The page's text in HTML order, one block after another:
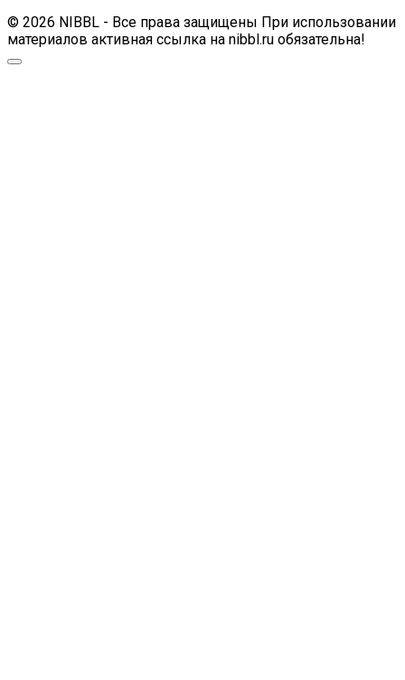
© 2026 NIBBL - Все права защищены При использовании
материалов активная ссылка на nibbl.ru обязательна!